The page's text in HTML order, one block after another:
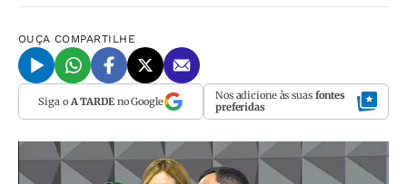
OUÇA COMPARTILHE
Siga o A TARDEno Google Nos adicione às suas fontes
preferidas